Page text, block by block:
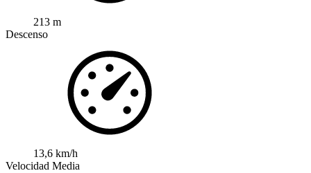
213 m
Descenso
13,6 km/h
Velocidad Media